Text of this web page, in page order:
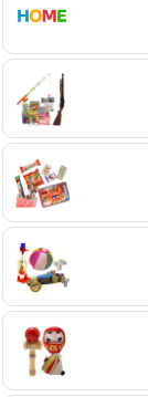
Eメール
プ